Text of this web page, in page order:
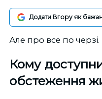
Додати Вгору як
Але про все по черзі.
Кому
обстеження